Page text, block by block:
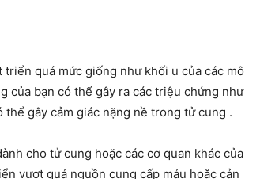
quá mức giống như khối u của các mô
của bạn có thể gây ra các triệu chứng như
gây cảm giác nặng nề trong tử cung .
cho tử cung hoặc các cơ quan khác của
vượt quá nguồn cung cấp máu hoặc cản